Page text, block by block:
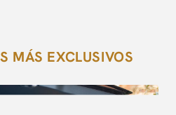
MÁS EXCLUSIVOS